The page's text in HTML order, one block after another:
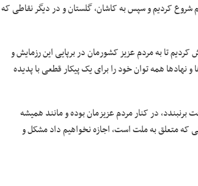
کردیم و سپس به کاشان، گلستان و در دیگر نقاطی که
تا به مردم عزیز کشورمان در برپایی این رزمایش و
نهادها همه توان خود را برای یک پیکار قطعی با پدیده
در کنار مردم عزیزمان بوده و مانند همیشه
که متعلق به ملت است، اجازه نخواهیم داد مشکل و